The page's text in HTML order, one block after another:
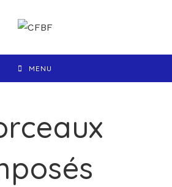
MENU